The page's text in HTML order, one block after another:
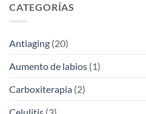
CATEGORÍAS
Antiaging (20)
Aumento de labios (1)
Carboxiterapia (2)